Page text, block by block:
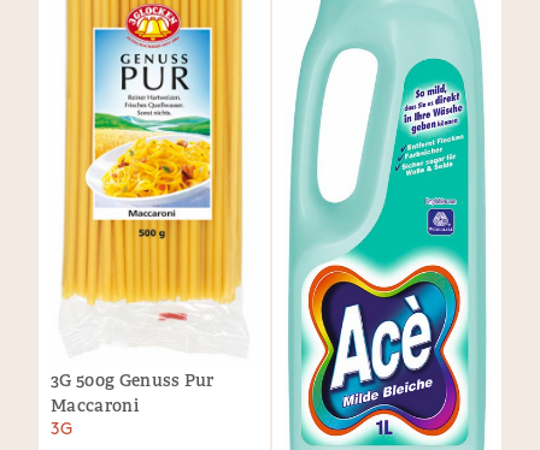
3G 500g Genuss Pur
Maccaroni
3G